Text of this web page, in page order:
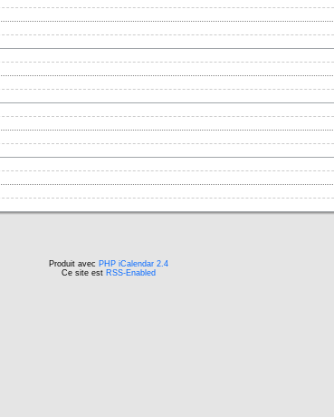
Produit avec PHP iCalendar 2.4
Ce site est RSS-Enabled